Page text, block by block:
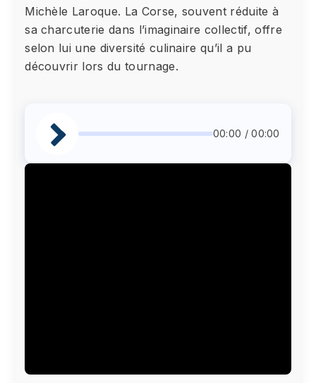
Michèle Laroque. La Corse, souvent réduite à
sa charcuterie dans l’imaginaire collectif, offre
selon lui une diversité culinaire qu’il a pu
découvrir lors du tournage.
00:00 / 00:00